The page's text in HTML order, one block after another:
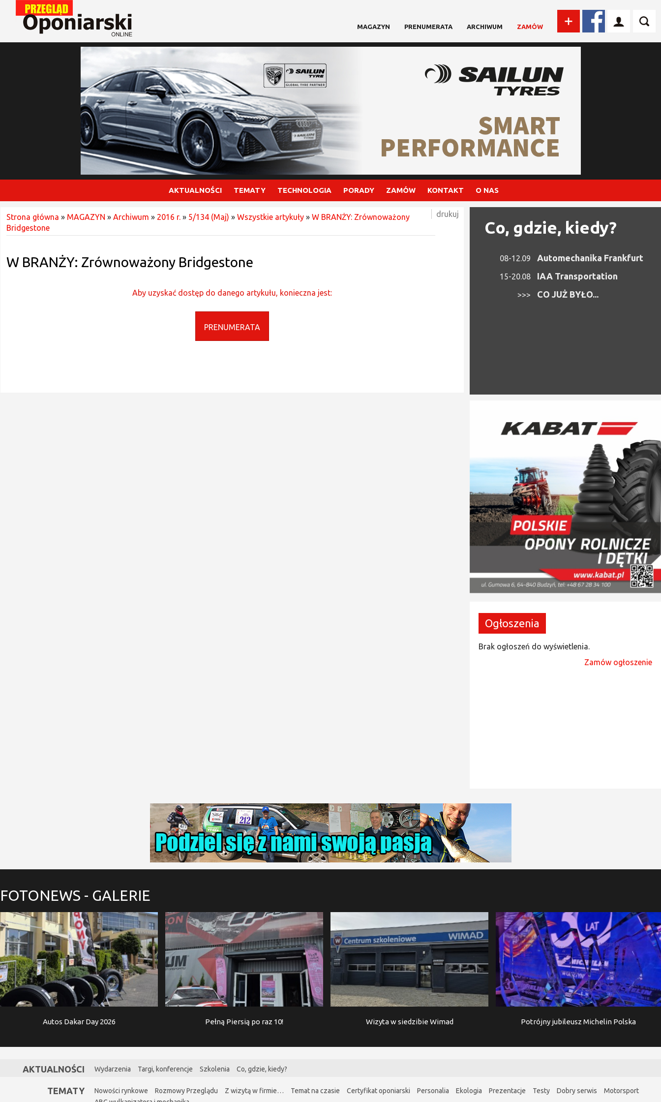
MAGAZYN PRENUMERATA ARCHIWUM ZAMÓW
AKTUALNOŚCI TEMATY TECHNOLOGIA PORADY ZAMÓW KONTAKT O NAS
Strona główna » MAGAZYN » Archiwum » 2016 r. » 5/134 (Maj) » Wszystkie artykuły » W BRANŻY: Zrównoważony
Bridgestone
W BRANŻY: Zrównoważony Bridgestone
Aby uzyskać dostęp do danego artykułu, konieczna jest:
PRENUMERATA
drukuj
Co, gdzie, kiedy?
08-12.09 Automechanika Frankfurt
15-20.08 IAA Transportation
>>> CO JUŻ BYŁO...
Ogłoszenia
Brak ogłoszeń do wyświetlenia.
Zamów ogłoszenie
FOTONEWS - GALERIE
Autos Dakar Day 2026 Pełną Piersią po raz 10! Wizyta w siedzibie Wimad Potrójny jubileusz Michelin Polska
AKTUALNOŚCI Wydarzenia Targi, konferencje Szkolenia Co, gdzie, kiedy?
TEMATY Nowości rynkowe Rozmowy Przeglądu Z wizytą w firmie… Temat na czasie Certyfikat oponiarski Personalia Ekologia Prezentacje Testy Dobry serwis
Motorsport